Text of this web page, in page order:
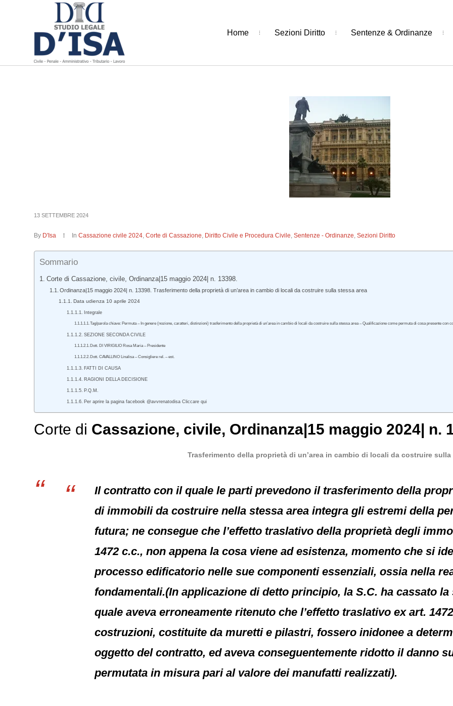
Home Sezioni Diritto Sentenze & Ordinanze
13 SETTEMBRE 2024
By D'Isa InCassazione civile 2024,Corte di Cassazione, Diritto Civile e Procedura Civile,Sentenze - Ordinanze,Sezioni Diritto
Sommario
Corte di Cassazione, civile, Ordinanza|15 maggio 2024| n. 13398.
Ordinanza|15 maggio 2024| n. 13398. Trasferimento della proprietà di un’area in cambio di locali da costruire sulla stessa area
Data udienza 10 aprile 2024
Integrale
Tag/parola chiave: Permuta – In genere (nozione, caratteri, distinzioni) trasferimento della proprietà di un’area in cambio di locali da costruire sulla stessa area – Qualificazione come permuta di cosa presente con
SEZIONE SECONDA CIVILE
Dott. DI VIRIGILIO Rosa Maria – Presidente
Dott. CAVALLINO Linalisa – Consigliere rel. – est.
FATTI DI CAUSA
RAGIONI DELLA DECISIONE
P.Q.M.
Per aprire la pagina facebook @avvrenatodisa Cliccare qui
Corte di Cassazione, civile, Ordinanza|15 maggio 2024| n.
Trasferimento della proprietà di un’area in cambio di locali da costruire sulla
Il contratto con il quale le parti prevedono il trasferimento della
di immobili da costruire nella stessa area integra gli estremi della
futura; ne consegue che l’effetto traslativo della proprietà degli
1472 c.c., non appena la cosa viene ad esistenza, momento che si
processo edificatorio nelle sue componenti essenziali, ossia nella
fondamentali.(In applicazione di detto principio, la S.C. ha cassato
quale aveva erroneamente ritenuto che l’effetto traslativo ex art.
costruzioni, costituite da muretti e pilastri, fossero inidonee a
oggetto del contratto, ed aveva conseguentemente ridotto il danno
permutata in misura pari al valore dei manufatti realizzati).